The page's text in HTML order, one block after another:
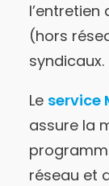
l’entretien
(hors
syndicaux.
Le service
assure la
réseau et